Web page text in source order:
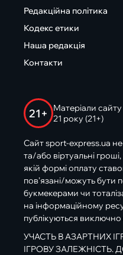
Редакційна політика
Кодекс етики
Наша редакція
Контакти
21+
Матеріали
21 року (21+)
Сайт sport-express.ua не
та/або віртуальні
якій формі оплату
пов’язані/можуть бути
букмекерами чи
на інформаційному
публікуються виключно
УЧАСТЬ В АЗАРТНИХ
ІГРОВУ ЗАЛЕЖНІСТЬ.